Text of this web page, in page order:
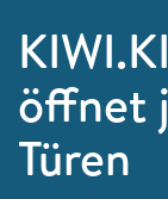
öffnet
Türen